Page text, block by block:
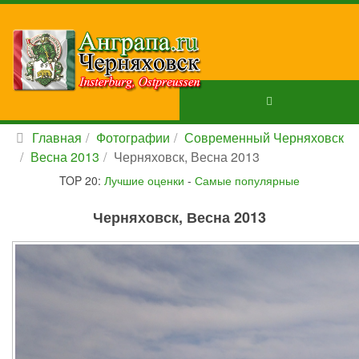
Главная Фотографии
Современный Черняховск
Весна 2013
Черняховск, Весна 2013
TOP 20: Лучшие оценки - Самые популярные
Черняховск, Весна 2013